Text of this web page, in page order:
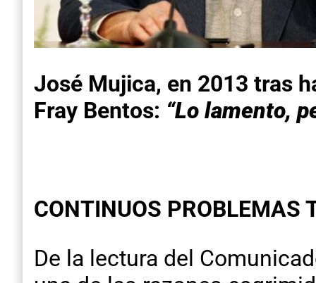
José Mujica, en 2013 tras
Fray Bentos: “Lo lamento,
CONTINUOS PROBLEMAS
De la lectura del